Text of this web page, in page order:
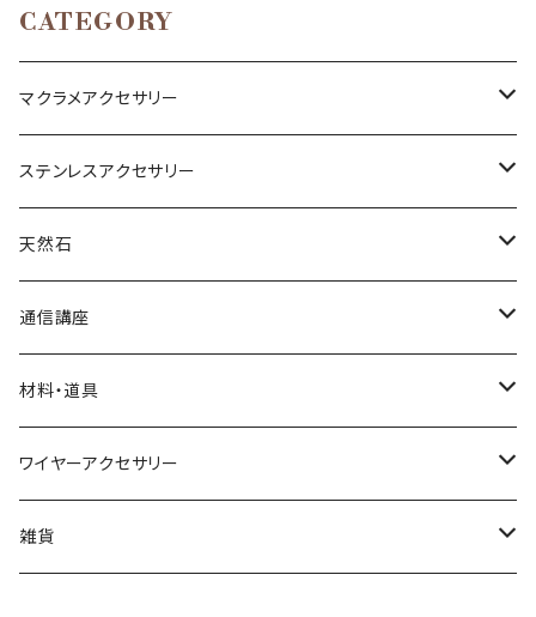
CATEGORY
マクラメアクセサリー
ネックレス
ブレスレット
リング
ピアス
小物
イヤリング
ステンレスアクセサリー
ネックレス
ピアス
天然石
丸玉
アベンチュリン
オニキス
カボション
アクアマリン
アゲート
ポイント
水晶
さざれ
通信講座
ブレスレット
リング
ネックレス
材料・道具
材料
道具
ワイヤーアクセサリー
ネックレス
雑貨